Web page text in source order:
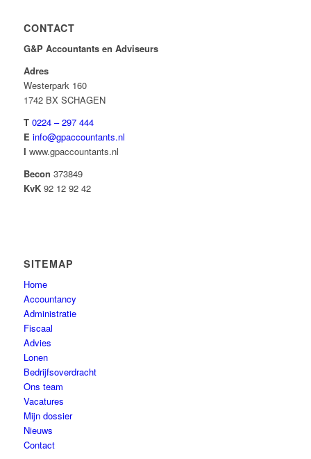
CONTACT
G&P Accountants en Adviseurs
Adres
Westerpark 160
1742 BX SCHAGEN
T 0224 – 297 444
E info@gpaccountants.nl
I www.gpaccountants.nl
Becon 373849
KvK92 12 92 42
SITEMAP
Home
Accountancy
Administratie
Fiscaal
Advies
Lonen
Bedrijfsoverdracht
Ons team
Vacatures
Mijn dossier
Nieuws
Contact